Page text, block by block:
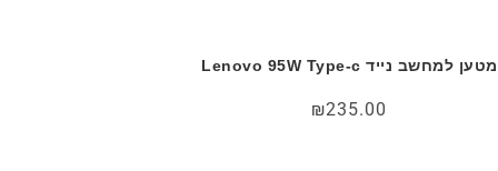
מטען למחשב נייד Lenovo 95W Type-c
₪235.00